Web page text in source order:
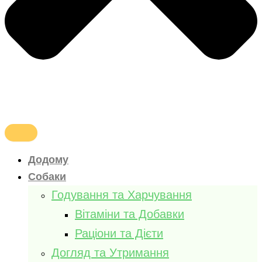
Додому
Собаки
Годування та Харчування
Вітаміни та Добавки
Раціони та Дієти
Догляд та Утримання